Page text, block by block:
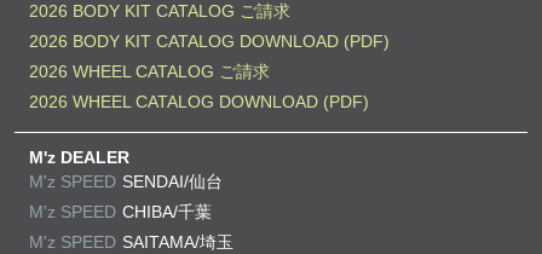
2026 BODY KIT CATALOG ご請求
2026 BODY KIT CATALOG DOWNLOAD (PDF)
2026 WHEEL CATALOG ご請求
2026 WHEEL CATALOG DOWNLOAD (PDF)
M'z DEALER
M'z SPEED SENDAI/仙台
M'z SPEED CHIBA/千葉
M'z SPEED SAITAMA/埼玉